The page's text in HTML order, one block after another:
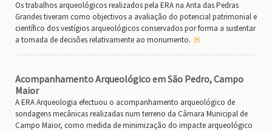
Os trabalhos arqueológicos realizados pela ERA na Anta das Pedras
Grandes tiveram como objectivos a avaliação do potencial patrimonial e
científico dos vestígios arqueológicos conservados por forma a sustentar
a tomada de decisões relativamente ao monumento.
Acompanhamento Arqueológico em São Pedro, Campo
Maior
A ERA Arqueologia efectuou o acompanhamento arqueológico de
sondagens mecânicas realizadas num terreno da Câmara Municipal de
Campo Maior, como medida de minimização do impacte arqueológico